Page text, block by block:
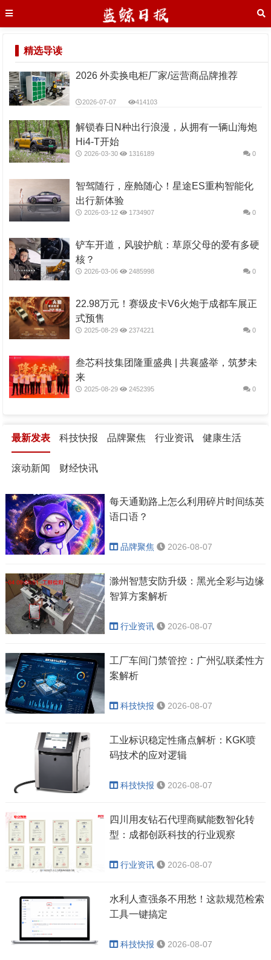
精选导读
2026 外卖换电柜厂家/运营商品牌推荐
2026-07-07 414103
解锁春日N种出行浪漫，从拥有一辆山海炮
Hi4-T开始
2026-03-30 1316189 0
智驾随行，座舱随心！星途ES重构智能化
出行新体验
2026-03-12 1734907 0
铲车开道，风骏护航：草原父母的爱有多硬
核？
2026-03-06 2485998 0
22.98万元！赛级皮卡V6火炮于成都车展正
式预售
2025-08-29 2374221 0
叁芯科技集团隆重盛典 | 共襄盛举，筑梦未
来
2025-08-29 2452395 0
最新发表 科技快报 品牌聚焦 行业资讯 健康生活
滚动新闻 财经快讯
每天通勤路上怎么利用碎片时间练英
语口语？
品牌聚焦 2026-08-07
滁州智慧安防升级：黑光全彩与边缘
智算方案解析
行业资讯 2026-08-07
工厂车间门禁管控：广州弘联柔性方
案解析
科技快报 2026-08-07
工业标识稳定性痛点解析：KGK喷
码技术的应对逻辑
科技快报 2026-08-07
四川用友钻石代理商赋能数智化转
型：成都创跃科技的行业观察
行业资讯 2026-08-07
水利人查强条不用愁！这款规范检索
工具一键搞定
科技快报 2026-08-07